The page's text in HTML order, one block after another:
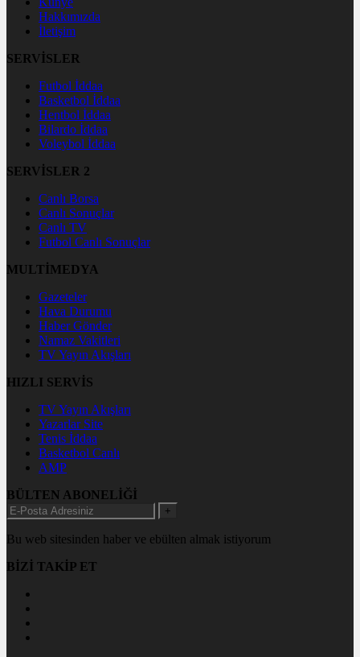
Hakkımızda
İletişim
SERVİSLER
Futbol İddaa
Basketbol İddaa
Hentbol İddaa
Bilardo İddaa
Voleybol İddaa
SERVİSLER 2
Canlı Borsa
Canlı Sonuçlar
Canlı TV
Futbol Canlı Sonuçlar
MULTİMEDYA
Gazeteler
Hava Durumu
Haber Gönder
Namaz Vakitleri
TV Yayın Akışları
HIZLI SERVİS
TV Yayın Akışları
Yazarlar Site
Tenis İddaa
Basketbol Canlı
AMP
BÜLTEN ABONELİĞİ
+
Bu web sitesinden haber ve ebülten almak istiyorum
BİZİ TAKİP ET